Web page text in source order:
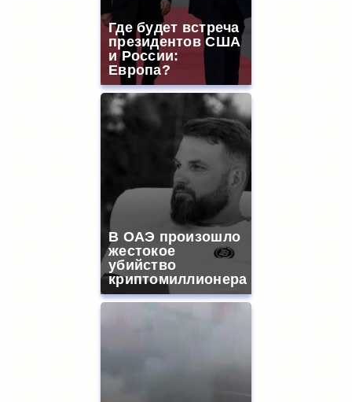
Где будет встреча
президентов США
и России:
Европа?
В ОАЭ произошло
жестокое
убийство
криптомиллионера